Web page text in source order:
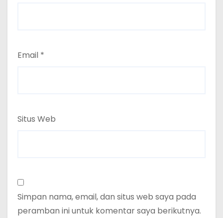
Email *
Situs Web
Simpan nama, email, dan situs web saya pada
peramban ini untuk komentar saya berikutnya.